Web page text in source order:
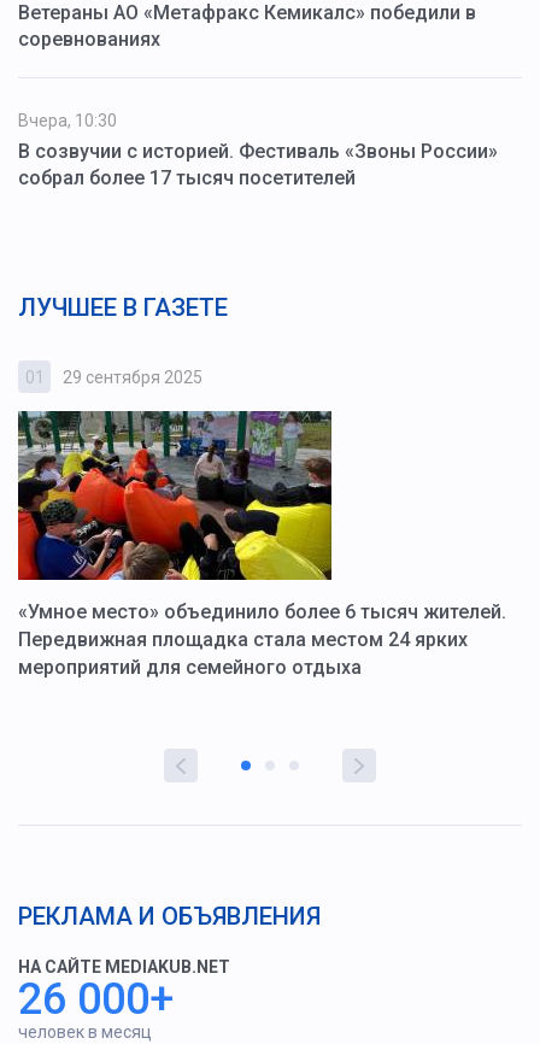
Ветераны АО «Метафракс Кемикалс» победили в
соревнованиях
Вчера, 10:30
В созвучии с историей. Фестиваль «Звоны России»
собрал более 17 тысяч посетителей
ЛУЧШЕЕ В ГАЗЕТЕ
01 29 сентября 2025
«Умное место» объединило более 6 тысяч жителей.
Передвижная площадка стала местом 24 ярких
мероприятий для семейного отдыха
РЕКЛАМА И ОБЪЯВЛЕНИЯ
НА САЙТЕ MEDIAKUB.NET
26 000+
человек в месяц